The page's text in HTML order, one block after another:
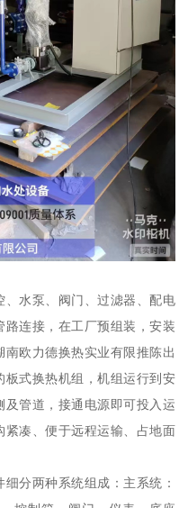
水泵、阀门、过滤器、配电
连接，在工厂预组装，安装
欧力德换热实业有限推陈出
板式换热机组，机组运行到安
管道，接通电源即可投入运
凑、便于远程运输、占地面
分两种系统组成：主系统：